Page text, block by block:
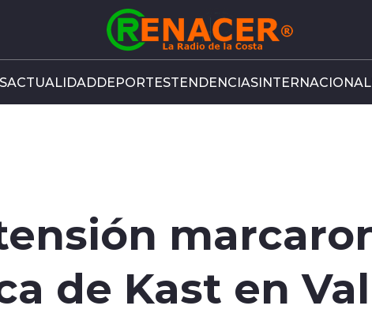
ACTUALIDADDEPORTESTENDENCIASINTERNACIONAL
de Kast en